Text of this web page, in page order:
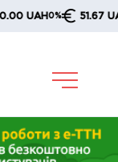
0% 51.67 UAH0%